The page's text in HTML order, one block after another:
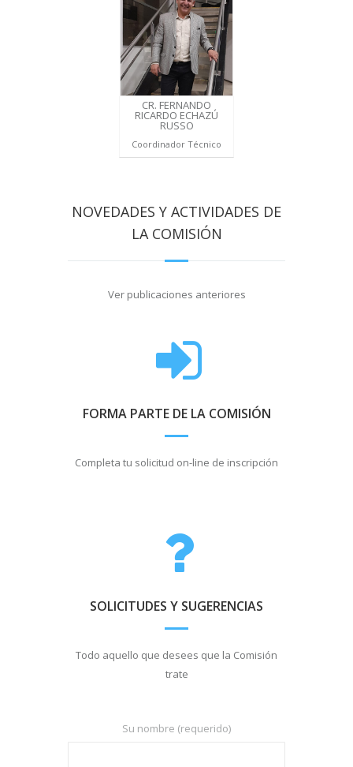
CR. FERNANDO
RICARDO ECHAZÚ
RUSSO
Coordinador Técnico
NOVEDADES Y ACTIVIDADES DE
LA COMISIÓN
Ver publicaciones anteriores
FORMA PARTE DE LA COMISIÓN
Completa tu solicitud on-line de inscripción
SOLICITUDES Y SUGERENCIAS
Todo aquello que desees que la Comisión
trate
Su nombre (requerido)